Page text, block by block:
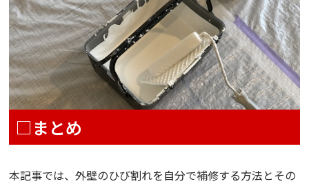
□まとめ
本記事では、外壁のひび割れを自分で補修する方法とその